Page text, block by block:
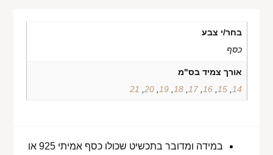
בחר/י צבע
כסף
אורך צמיד בס"מ
14
15
16
17
18
19
20
,
21
במידה ומדובר בתכשיט שכולו כסף אמיתי 925 או